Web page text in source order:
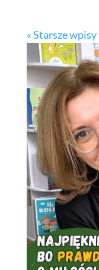
« Starsze wpisy